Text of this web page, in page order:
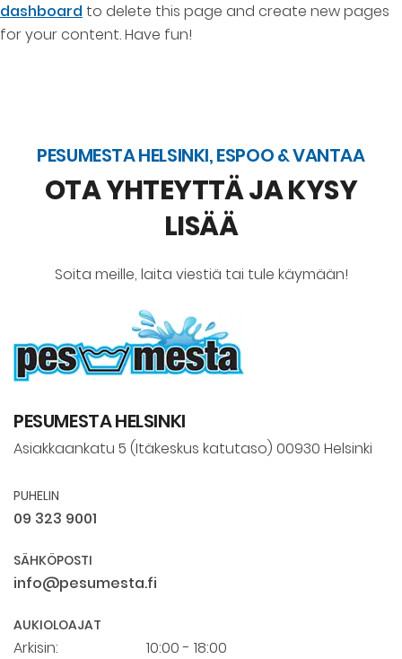
dashboard to delete this page and create new pages
for your content. Have fun!
PESUMESTA HELSINKI, ESPOO & VANTAA
OTA YHTEYTTÄ JA KYSY
LISÄÄ
Soita meille, laita viestiä tai tule käymään!
PESUMESTA HELSINKI
Asiakkaankatu 5 (Itäkeskus katutaso) 00930 Helsinki
PUHELIN
09 323 9001
SÄHKÖPOSTI
info@pesumesta.fi
AUKIOLOAJAT
Arkisin: 10:00 - 18:00